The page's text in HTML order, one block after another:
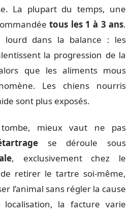
La plupart du temps, une
tous les 1 à 3 ans.
lourd dans la balance : les
la progression de la
que les aliments mous
Les chiens nourris
sont plus exposés.
mieux vaut ne pas
se déroule sous
, exclusivement chez le
retirer le tartre soi-même,
l’animal sans régler la cause
la facture varie